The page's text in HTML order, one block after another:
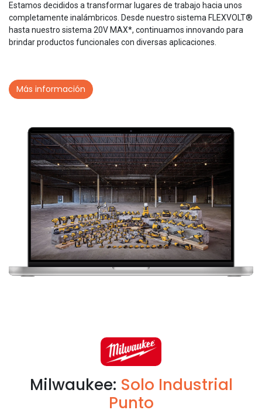
Estamos decididos a transformar lugares de trabajo hacia unos
completamente inalámbricos. Desde nuestro sistema FLEXVOLT®
hasta nuestro sistema 20V MAX*, continuamos innovando para
brindar productos funcionales con diversas aplicaciones.
Más información
Milwaukee: Solo Industrial
Punto